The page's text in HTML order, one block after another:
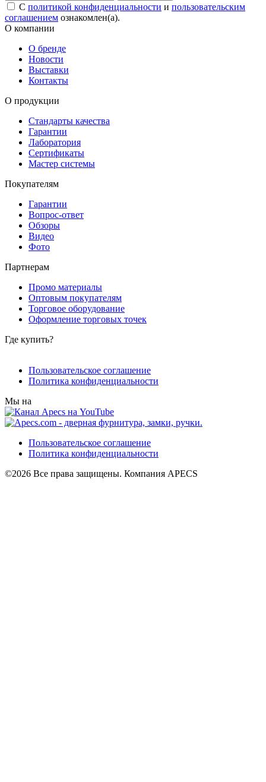
С политикой конфиденциальности и пользовательским
соглашением ознакомлен(а).
О компании
О бренде
Новости
Выставки
Контакты
О продукции
Стандарты качества
Гарантии
Лаборатория
Сертификаты
Мастер системы
Покупателям
Гарантии
Вопрос-ответ
Обзоры
Видео
Фото
Партнерам
Промо материалы
Оптовым покупателям
Торговое оборудование
Оформление торговых точек
Где купить?
Пользовательское соглашение
Политика конфиденциальности
Мы на
Пользовательское соглашение
Политика конфиденциальности
©2026 Все права защищены. Компания APECS